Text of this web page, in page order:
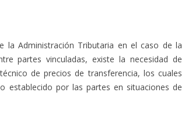
la Administración Tributaria en el caso de la
partes vinculadas, existe la necesidad de
de precios de transferencia, los cuales
establecido por las partes en situaciones de